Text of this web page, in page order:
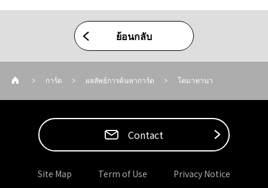
ย้อนกลับ
การ์ด ผลลัพธ์การค้นหาการ์ด โคมาทานา
Contact
Site Map Term of Use Privacy Notice